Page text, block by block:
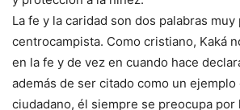
La fe y la caridad son dos palabras
centrocampista. Como cristiano, Kaká
en la fe y de vez en cuando hace
además de ser citado como un ejemplo
ciudadano, él siempre se preocupa por